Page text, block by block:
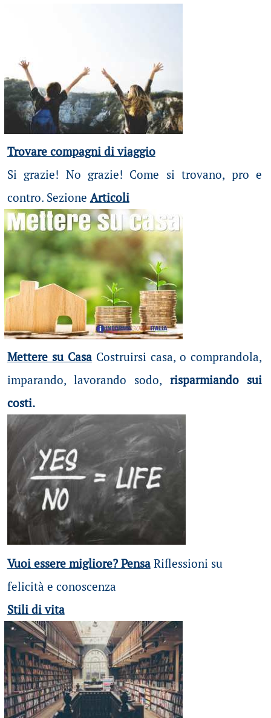
Trovare compagni di viaggio
Si grazie! No grazie! Come si trovano, pro e
contro. Sezione Articoli
Mettere su Casa Costruirsi casa, o comprandola,
imparando, lavorando sodo, risparmiando sui
costi.
Vuoi essere migliore? PensaRiflessioni su
felicità e conoscenza
Stili di vita